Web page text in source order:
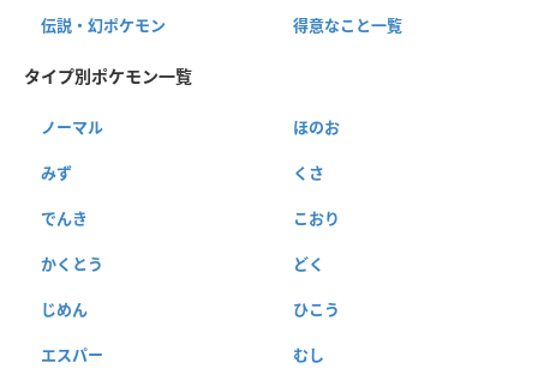
伝説・幻ポケモン 得意なこと一覧
タイプ別ポケモン一覧
ノーマル ほのお
みず くさ
でんき こおり
かくとう どく
じめん ひこう
エスパー むし